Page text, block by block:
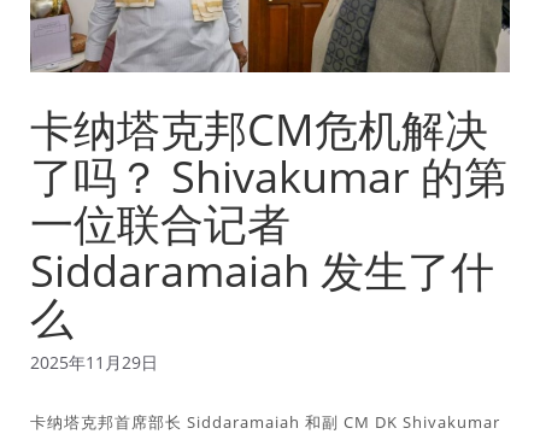
卡纳塔克邦CM危机解决
了吗？ Shivakumar 的第
一位联合记者
Siddaramaiah 发生了什
么
2025年11月29日
卡纳塔克邦首席部长 Siddaramaiah 和副 CM DK Shivakumar